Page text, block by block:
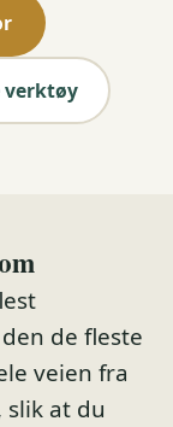
verktøy
de fleste
veien fra
at du